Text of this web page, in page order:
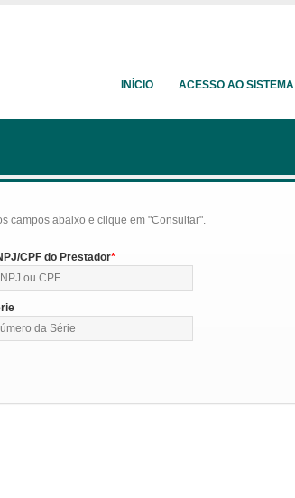
INÍCIO ACESSO AO SISTEMA
campos abaixo e clique em "Consultar".
CPF do Prestador